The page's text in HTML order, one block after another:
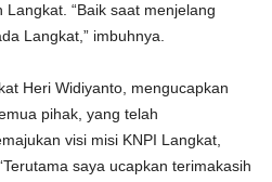
“Baik saat menjelang
Langkat,” imbuhnya.
Heri Widiyanto, mengucapkan
pihak, yang telah
visi misi KNPI Langkat,
saya ucapkan terimakasih